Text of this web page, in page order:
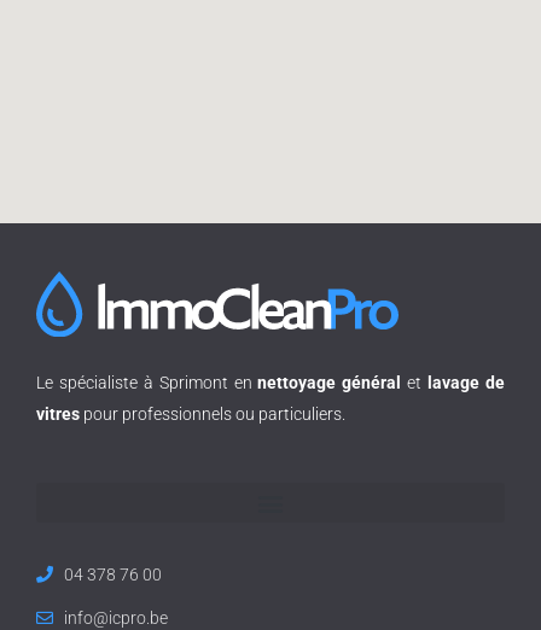
Le spécialiste à Sprimont ennettoyage général et
lavage de
vitres pour professionnels ou particuliers.
04 378 76 00
info@icpro.be